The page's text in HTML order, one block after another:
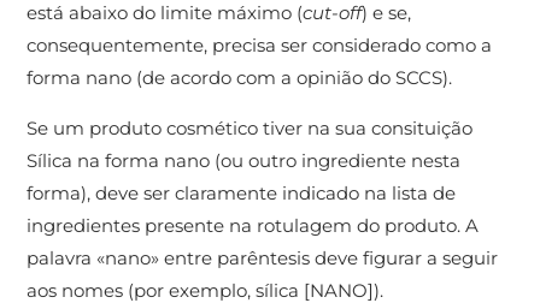
está abaixo do limite máximo (cut-off) e se,
consequentemente, precisa ser considerado como a
forma nano (de acordo com a opinião do SCCS).
Se um produto cosmético tiver na sua consituição
Sílica na forma nano (ou outro ingrediente nesta
forma), deve ser claramente indicado na lista de
ingredientes presente na rotulagem do produto. A
palavra «nano» entre parêntesis deve figurar a seguir
aos nomes (por exemplo, sílica [NANO]).